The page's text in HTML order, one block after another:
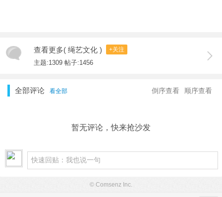
查看更多( 绳艺文化 ) +关注
主题:1309 帖子:1456
全部评论 看全部 顺序查看
倒序查看
暂无评论，快来抢沙发
© Comsenz Inc.